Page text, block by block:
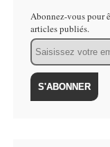
Abonnez-vous pour
articles publiés.
Email